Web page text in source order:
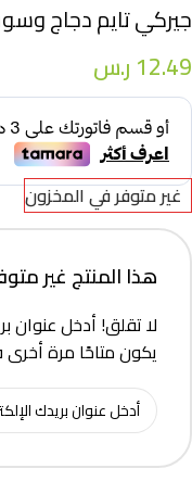
جيركي تايم دجاج
12.49 ر.س
غير متوفر في المخزون
هذا المنتج غير
لا تقلق! أدخل عنوان
يكون متاحًا مرة